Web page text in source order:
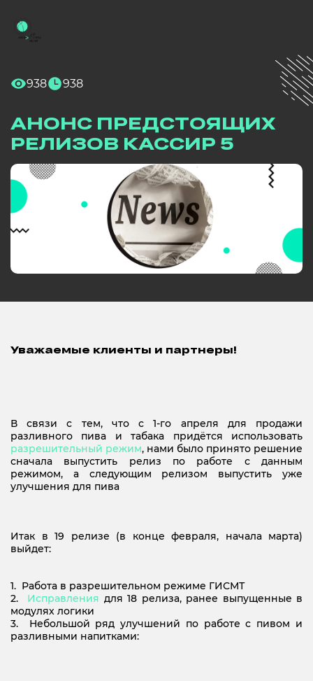
938 938
АНОНС ПРЕДСТОЯЩИХ
РЕЛИЗОВ КАССИР 5
Уважаемые клиенты и партнеры!
В связи с тем, что с 1-го апреля для продажи
разливного пива и табака придётся использовать
разрешительный режим, нами было принято решение
сначала выпустить релиз по работе с данным
режимом, а следующим релизом выпустить уже
улучшения для пива
Итак в 19 релизе (в конце февраля, начала марта)
выйдет:
1. Работа в разрешительном режиме ГИСМТ
2. Исправления для 18 релиза, ранее выпущенные в
модулях логики
3. Небольшой ряд улучшений по работе с пивом и
разливными напитками: